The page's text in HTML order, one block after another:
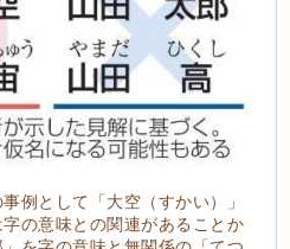
例として「大空（すかい）」
字の意味との関連があることか